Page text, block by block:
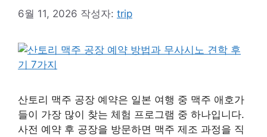
6월 11, 2026 작성자: trip
산토리 맥주 공장 예약은 일본 여행 중 맥주 애호가
들이 가장 많이 찾는 체험 프로그램 중 하나입니다.
사전 예약 후 공장을 방문하면 맥주 제조 과정을 직